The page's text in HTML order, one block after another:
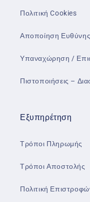
Πολιτική Cookies
Αποποίηση Ευθύνης
Υπαναχώρηση /
Πιστοποιήσεις –
Εξυπηρέτηση
Τρόποι Πληρωμής
Τρόποι Αποστολής
Πολιτική